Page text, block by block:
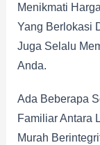
Menikmati
Yang Berlokasi
Juga Selalu
Anda.
Ada Beberapa
Familiar Antara
Murah